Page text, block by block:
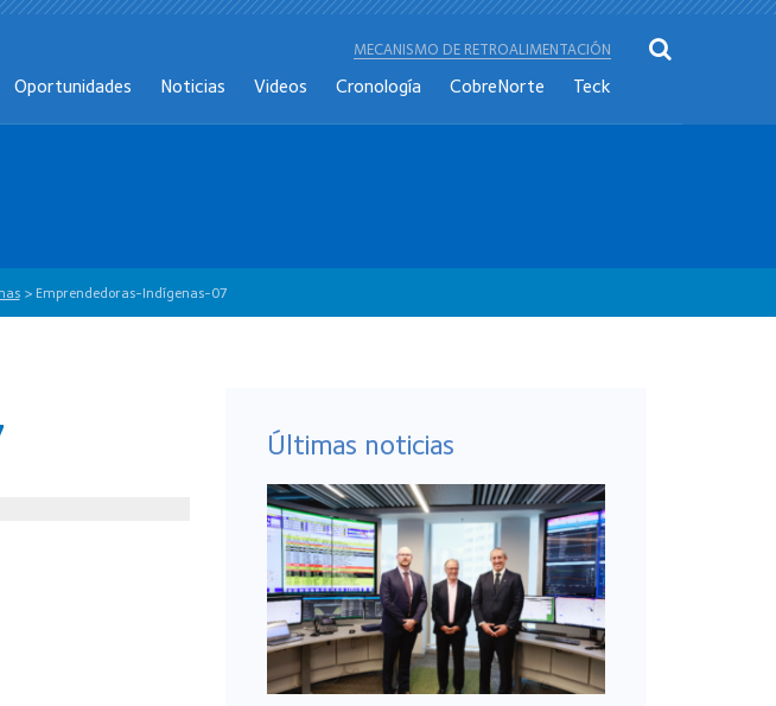
MECANISMO DE RETROALIMENTACIÓN
Oportunidades Noticias Videos Cronología CobreNorte Teck
> Emprendedoras-Indígenas-07
Últimas noticias